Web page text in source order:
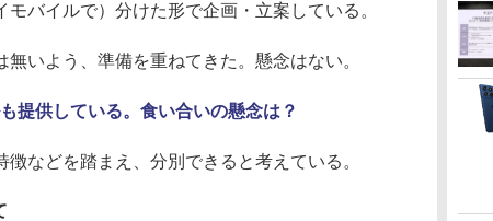
バイルで）分けた形で企画・立案している。
いよう、準備を重ねてきた。懸念はない。
提供している。食い合いの懸念は？
などを踏まえ、分別できると考えている。